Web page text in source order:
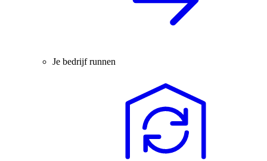
Je bedrijf runnen